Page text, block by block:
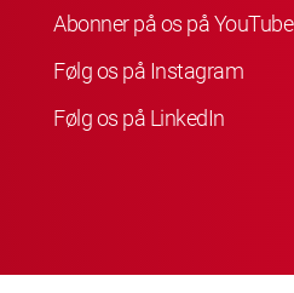
Abonner på os på YouTube
Følg os på Instagram
Følg os på LinkedIn